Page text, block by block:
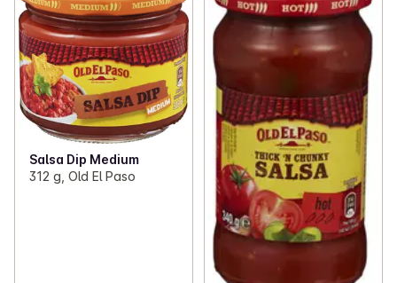
Salsa Dip Medium
312 g, Old El Paso